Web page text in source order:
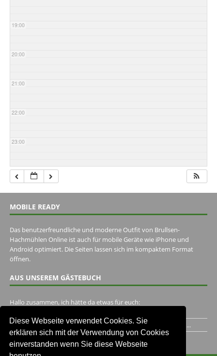
Diese Webseite verwendet Cookies. Sie
erklären sich mit der Verwendung von Cookies
einverstanden wenn Sie diese Webseite
19:00
20:00
21:00
22:00
23:00
MOBILE READY
Das benutzerfreundliche und moderne Outfit von Brullsen-
Hachmühlen Online ist auch für mobile Geräte wie iPhone und
Android optimiert. Die Seiten lassen sich im kompaktem Format
öffnen.
AUS UNSEREM GÄSTEBUCH
Hallo zusammen, ich hätte da etwas für euch:
Ich habe ein Jahr im Gasthaus Hugo Pape verbracht..Habe ihn...
Unser Gästebuch besuchen